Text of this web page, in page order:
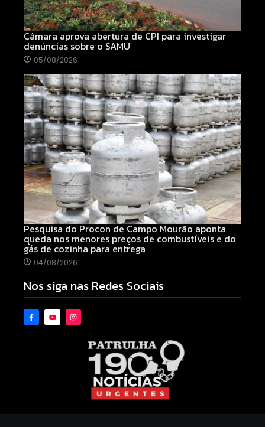
Câmara aprova abertura de CPI para investigar
denúncias sobre o SAMU
05/08/2026
Pesquisa do Procon de Campo Mourão aponta
queda nos menores preços de combustíveis e do
gás de cozinha para entrega
04/08/2026
Nos siga nas Redes Sociais